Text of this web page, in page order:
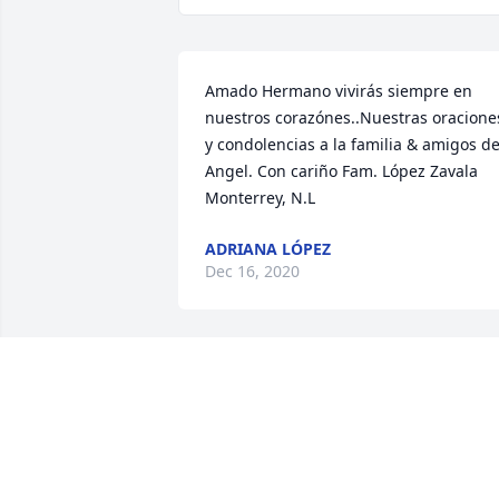
Amado Hermano vivirás siempre en
nuestros corazónes..Nuestras
y condolencias a la familia & amigos de
Angel. Con cariño Fam. López Zavala
Monterrey, N.L
ADRIANA LÓPEZ
Dec 16, 2020